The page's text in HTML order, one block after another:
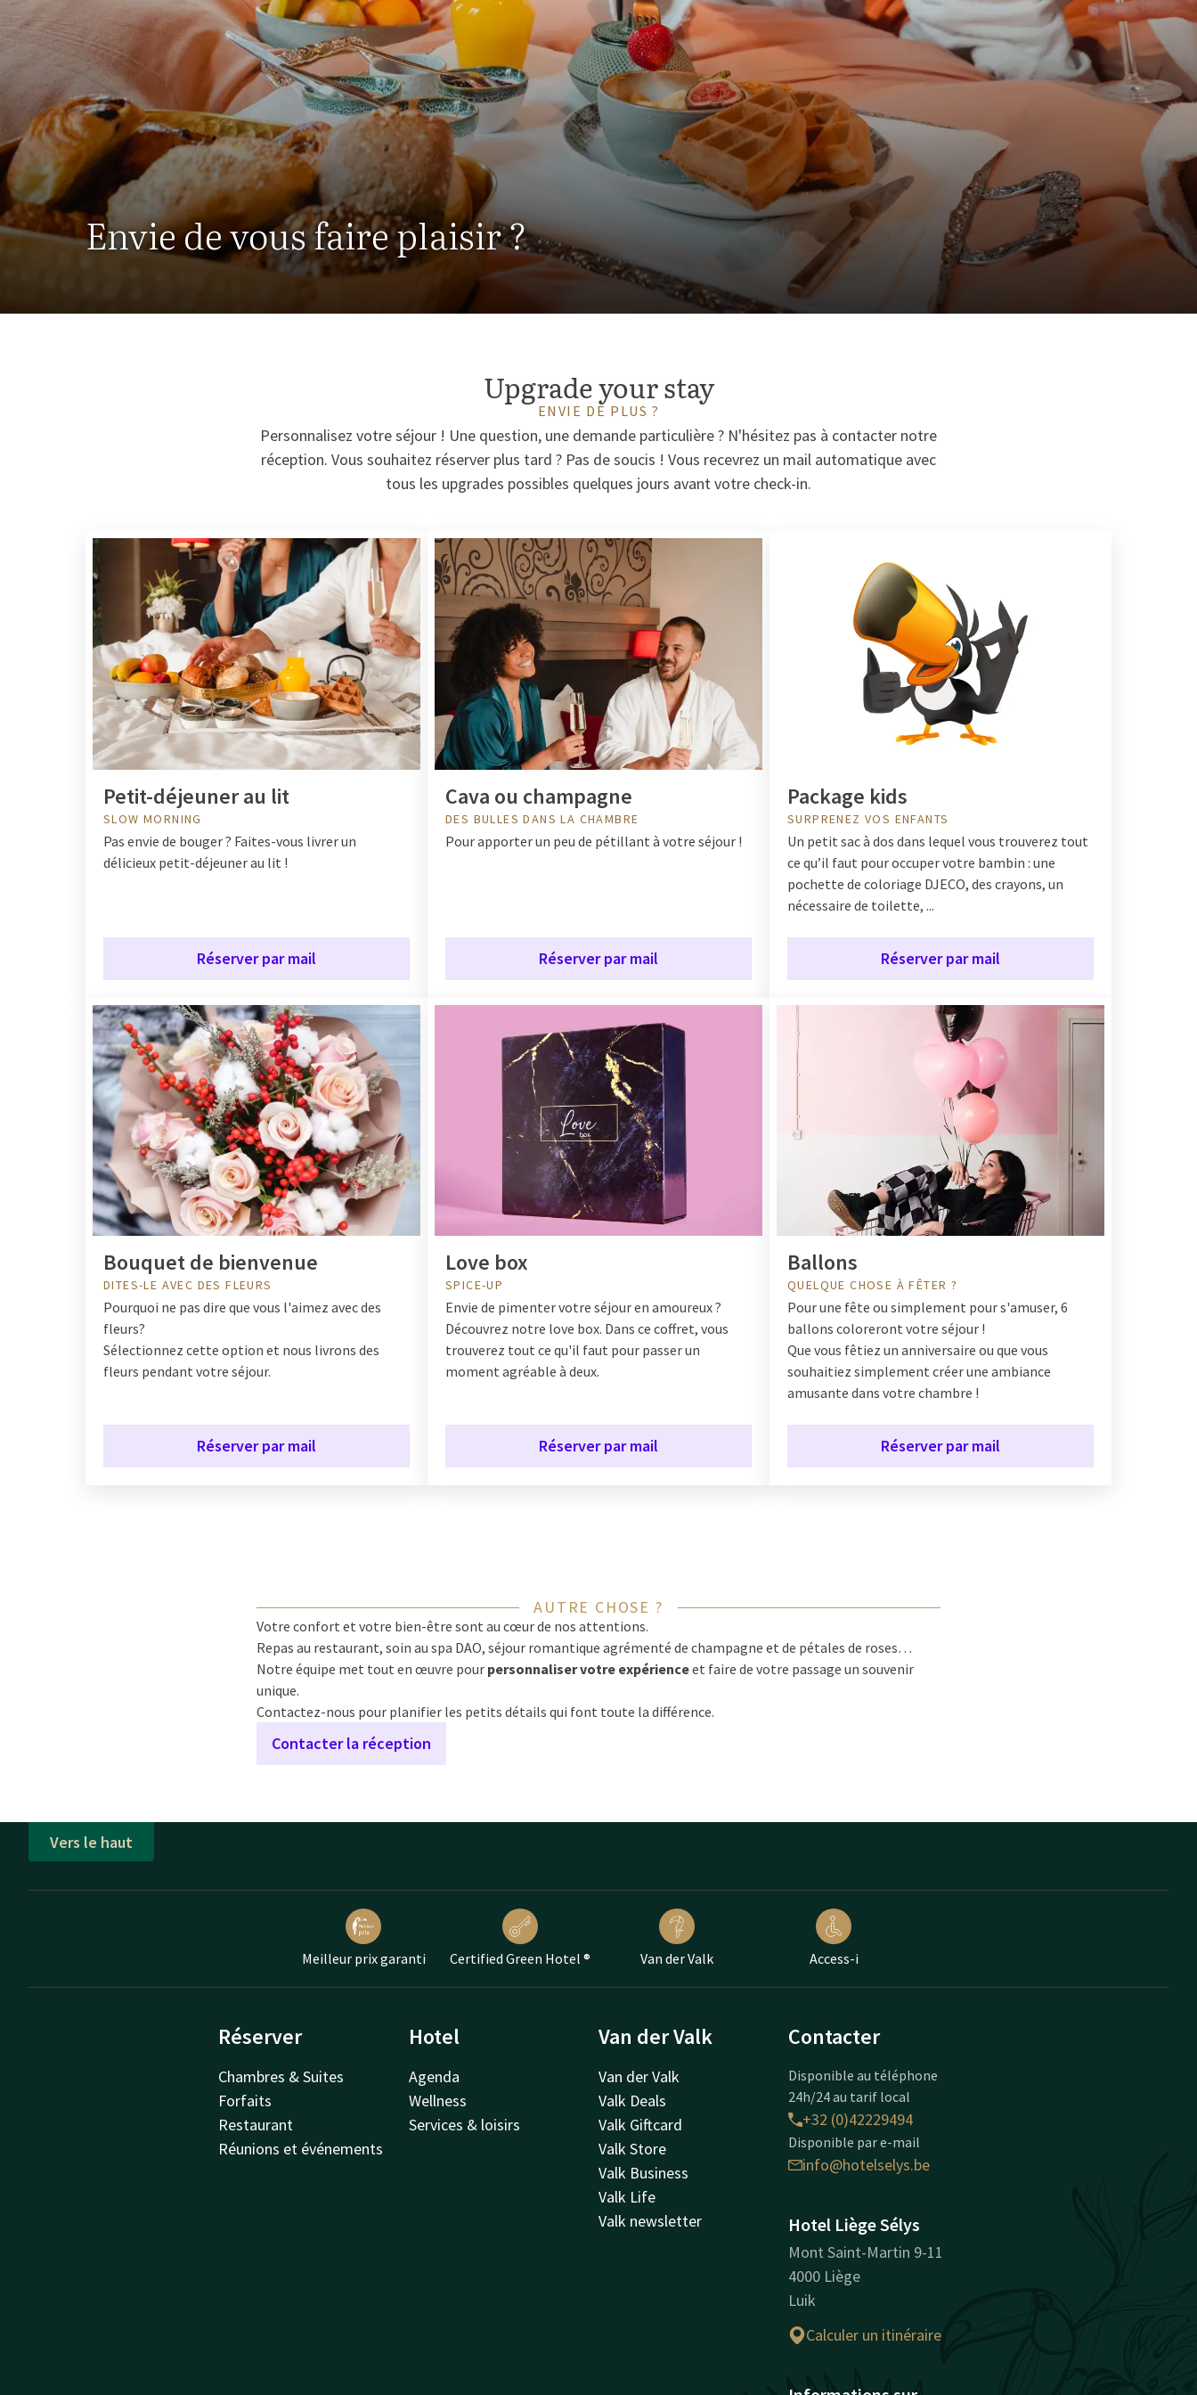
Envie de vous faire plaisir ?
Upgrade your stay
ENVIE DE PLUS ?
Personnalisez votre séjour ! Une question, une demande particulière ? N'hésitez pas à contacter notre
réception. Vous souhaitez réserver plus tard ? Pas de soucis ! Vous recevrez un mail automatique avec
tous les upgrades possibles quelques jours avant votre check-in.
Petit-déjeuner au lit
SLOW MORNING
Pas envie de bouger ? Faites-vous livrer un
délicieux petit-déjeuner au lit !
Réserver par mail
Cava ou champagne
DES BULLES DANS LA CHAMBRE
Pour apporter un peu de pétillant à votre séjour !
Réserver par mail
Package kids
SURPRENEZ VOS ENFANTS
Un petit sac à dos dans lequel vous trouverez tout
ce qu’il faut pour occuper votre bambin : une
pochette de coloriage DJECO, des crayons, un
nécessaire de toilette, ...
Réserver par mail
Bouquet de bienvenue
DITES-LE AVEC DES FLEURS
Pourquoi ne pas dire que vous l'aimez avec des
fleurs?
Sélectionnez cette option et nous livrons des
fleurs pendant votre séjour.
Réserver par mail
Love box
SPICE-UP
Envie de pimenter votre séjour en amoureux ?
Découvrez notre love box. Dans ce coffret, vous
trouverez tout ce qu'il faut pour passer un
moment agréable à deux.
Réserver par mail
Ballons
QUELQUE CHOSE À FÊTER ?
Pour une fête ou simplement pour s'amuser, 6
ballons coloreront votre séjour !
Que vous fêtiez un anniversaire ou que vous
souhaitiez simplement créer une ambiance
amusante dans votre chambre !
Réserver par mail
AUTRE CHOSE ?
Votre confort et votre bien-être sont au cœur de nos attentions.
Repas au restaurant, soin au spa DAO, séjour romantique agrémenté de champagne et de pétales de roses…
Notre équipe met tout en œuvre pour personnaliser votre expérienceet faire de votre passage un souvenir
unique.
Contactez-nous pour planifier les petits détails qui font toute la différence.
Contacter la réception
Vers le haut
Meilleur prix garanti Certified Green Hotel ® Van der Valk Access-i
Réserver
Chambres & Suites
Forfaits
Restaurant
Réunions et événements
Hotel
Agenda
Wellness
Services & loisirs
Van der Valk
Van der Valk
Valk Deals
Valk Giftcard
Valk Store
Valk Business
Valk Life
Valk newsletter
Contacter
Disponible au téléphone
24h/24 au tarif local
+32 (0)42229494
Disponible par e-mail
info@hotelselys.be
Hotel Liège Sélys
Mont Saint-Martin 9-11
4000 Liège
Luik
Calculer un itinéraire